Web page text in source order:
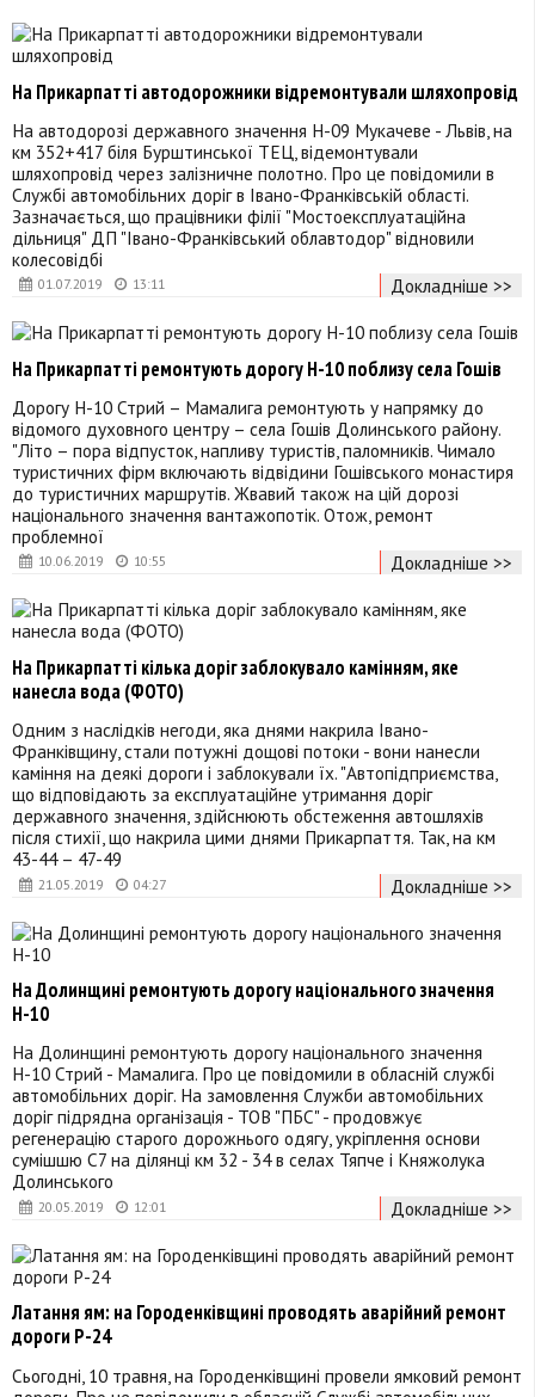
01.07.2019 13:11
На Прикарпатті автодорожники відремонтували шляхопровід
На автодорозі державного значення Н-09 Мукачеве - Львів, на
км 352+417 біля Бурштинської ТЕЦ, відемонтували
шляхопровід через залізничне полотно. Про це повідомили в
Службі автомобільних доріг в Івано-Франківській області.
Зазначається, що працівники філії "Мостоексплуатаційна
дільниця" ДП "Івано-Франківський облавтодор" відновили
колесовідбі
Докладніше >>
10.06.2019 10:55
На Прикарпатті ремонтують дорогу Н-10 поблизу села Гошів
Дорогу Н-10 Стрий – Мамалига ремонтують у напрямку до
відомого духовного центру – села Гошів Долинського району.
"Літо – пора відпусток, напливу туристів, паломників. Чимало
туристичних фірм включають відвідини Гошівського монастиря
до туристичних маршрутів. Жвавий також на цій дорозі
національного значення вантажопотік. Отож, ремонт
проблемної
Докладніше >>
21.05.2019 04:27
На Прикарпатті кілька доріг заблокувало камінням, яке
нанесла вода (ФОТО)
Одним з наслідків негоди, яка днями накрила Івано-
Франківщину, стали потужні дощові потоки - вони нанесли
каміння на деякі дороги і заблокували їх. "Автопідприємства,
що відповідають за експлуатаційне утримання доріг
державного значення, здійснюють обстеження автошляхів
після стихії, що накрила цими днями Прикарпаття. Так, на км
43-44 – 47-49
Докладніше >>
20.05.2019 12:01
На Долинщині ремонтують дорогу національного значення
Н-10
На Долинщині ремонтують дорогу національного значення
Н-10 Стрий - Мамалига. Про це повідомили в обласній службі
автомобільних доріг. На замовлення Служби автомобільних
доріг підрядна організація - ТОВ "ПБС" - продовжує
регенерацію старого дорожнього одягу, укріплення основи
сумішшю С7 на ділянці км 32 - 34 в селах Тяпче і Княжолука
Долинського
Докладніше >>
Латання ям: на Городенківщині проводять аварійний ремонт
дороги Р-24
Сьогодні, 10 травня, на Городенківщині провели ямковий ремонт